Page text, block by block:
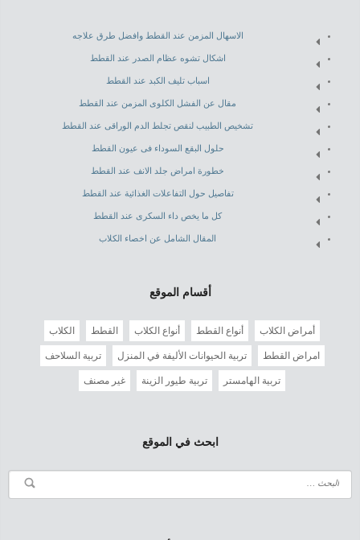
الاسهال المزمن عند القطط وافضل طرق علاجه
اشكال تشوه عظام الصدر عند القطط
اسباب تليف الكبد عند القطط
مقال عن الفشل الكلوى المزمن عند القطط
تشخيص الطبيب لنقص تجلط الدم الوراقى عند القطط
حلول البقع السوداء فى عيون القطط
خطورة امراض جلد الانف عند القطط
تفاصيل حول التفاعلات الغذائية عند القطط
كل ما يخص داء السكرى عند القطط
المقال الشامل عن اخصاء الكلاب
أقسام الموقع
أمراض الكلاب أنواع القطط أنواع الكلاب القطط الكلاب
امراض القطط تربية الحيوانات الأليفة في المنزل تربية السلاحف
تربية الهامستر تربية طيور الزينة غير مصنف
ابحث في الموقع